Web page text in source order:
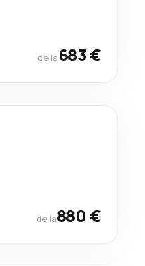
de la683 €
de la880 €